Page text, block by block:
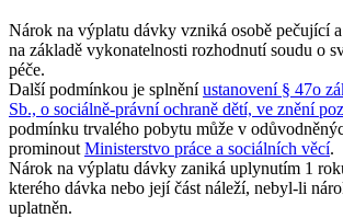
Nárok na výplatu dávky vzniká osobě pečující
na základě vykonatelnosti rozhodnutí soudu o
péče.
Další podmínkou je splněníustanovení § 47o
Sb., o sociálně-právní ochraně dětí, ve znění
podmínku trvalého pobytu může v
prominout Ministerstvo práce a sociálních věcí.
Nárok na výplatu dávky zaniká uplynutím 1
kterého dávka nebo její část náleží, nebyl-li
uplatněn.